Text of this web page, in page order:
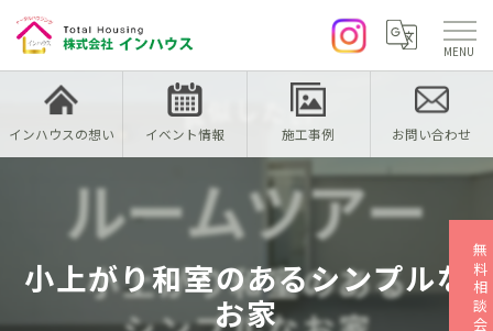
インハウスの想い イベント情報 施工事例 お問い合わせ
小上がり和室のあるシンプルな
お家
無料相談会